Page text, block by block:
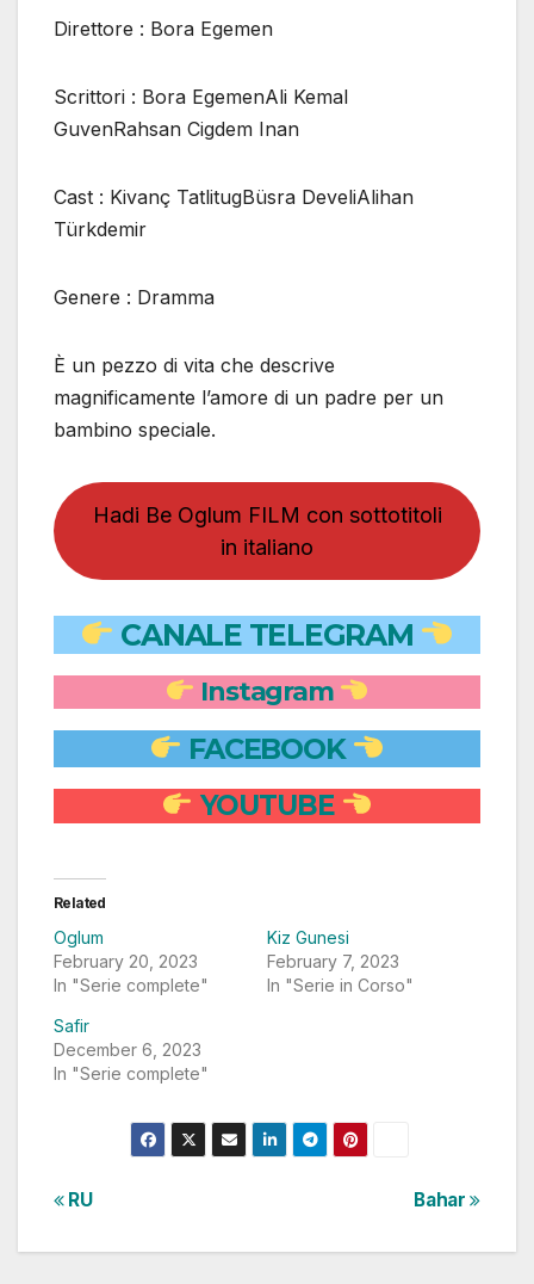
Direttore : Bora Egemen
Scrittori : Bora EgemenAli Kemal
GuvenRahsan Cigdem Inan
Cast : Kivanç TatlitugBüsra DeveliAlihan
Türkdemir
Genere : Dramma
È un pezzo di vita che descrive
magnificamente l’amore di un padre per un
bambino speciale.
Hadi Be Oglum FILM con sottotitoli
in italiano
CANALE TELEGRAM
Instagram
FACEBOOK
YOUTUBE
Related
Oglum
February 20, 2023
In "Serie complete"
Kiz Gunesi
February 7, 2023
In "Serie in Corso"
Safir
December 6, 2023
In "Serie complete"
Post
navigation
Bahar
RU